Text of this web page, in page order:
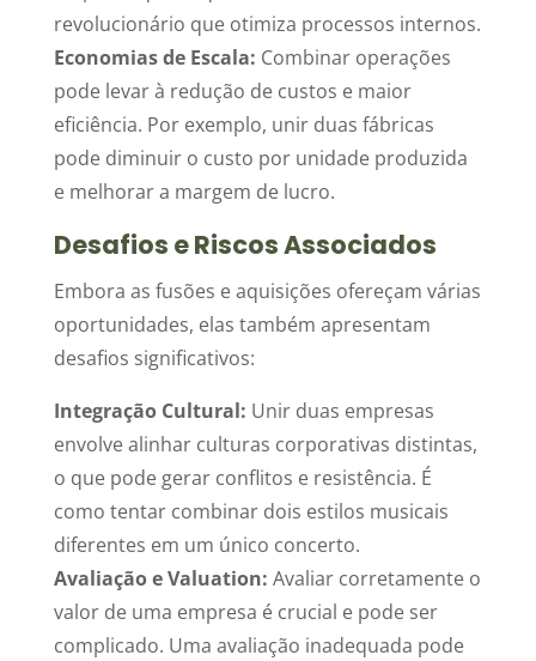
revolucionário que otimiza processos internos.
Economias de Escala: Combinar operações
pode levar à redução de custos e maior
eficiência. Por exemplo, unir duas fábricas
pode diminuir o custo por unidade produzida
e melhorar a margem de lucro.
Desafios e Riscos Associados
Embora as fusões e aquisições ofereçam várias
oportunidades, elas também apresentam
desafios significativos:
Integração Cultural: Unir duas empresas
envolve alinhar culturas corporativas distintas,
o que pode gerar conflitos e resistência. É
como tentar combinar dois estilos musicais
diferentes em um único concerto.
Avaliação e Valuation: Avaliar corretamente o
valor de uma empresa é crucial e pode ser
complicado. Uma avaliação inadequada pode